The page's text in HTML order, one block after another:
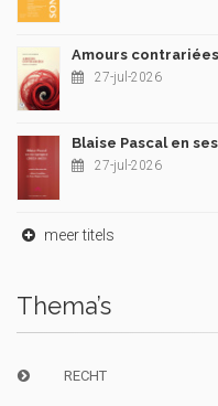
Amours contrariées
27-jul-2026
Blaise Pascal en
27-jul-2026
meer titels
Thema’s
RECHT